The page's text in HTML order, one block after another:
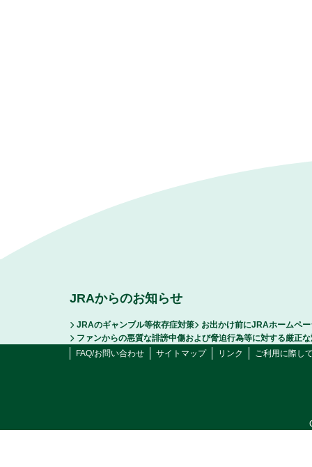
JRAからのお知らせ
JRAのギャンブル等依存症対策
お出かけ前にJRAホームペ
ファンからの悪質な誹謗中傷および脅迫行為等に対する厳正
FAQ/お問い合わせ
サイトマップ リンク ご利用に際し